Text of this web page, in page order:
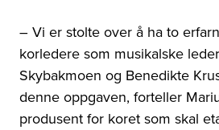
– Vi er stolte over å ha to
korledere som musikalske
Skybakmoen og Benedikte
denne oppgaven, forteller
produsent for koret som skal